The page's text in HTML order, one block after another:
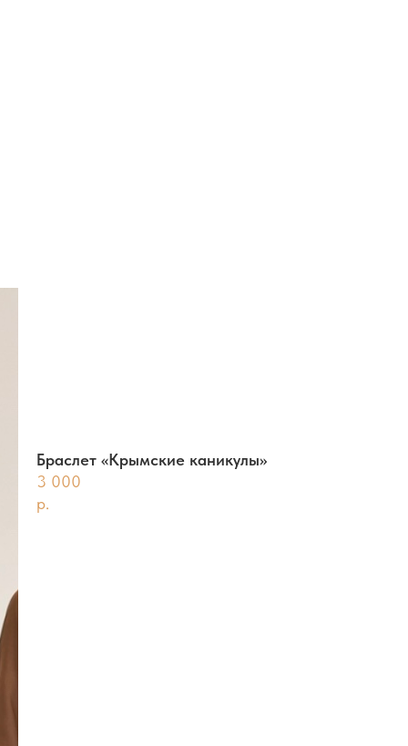
Браслет «Крымские каникулы»
3 000
р.